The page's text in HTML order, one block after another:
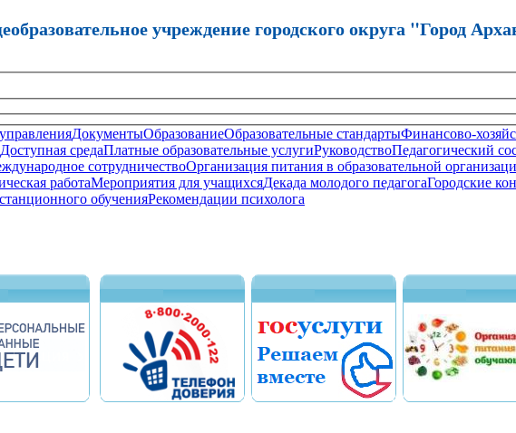
учреждение городского округа "Город
ДокументыОбразованиеОбразовательные стандартыФинансово-
средаПлатные образовательные услугиРуководствоПедагогический
сотрудничествоОрганизация питания в образовательной
работаМероприятия для учащихсяДекада молодого педагогаГородские
обученияРекомендации психолога